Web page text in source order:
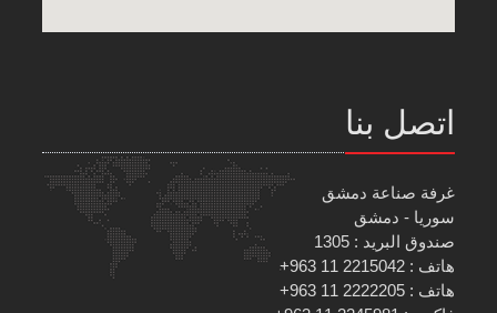
اتصل بنا
غرفة صناعة دمشق
سوريا - دمشق
صندوق البريد : 1305
هاتف : 2215042 11 963+
هاتف : 2222205 11 963+